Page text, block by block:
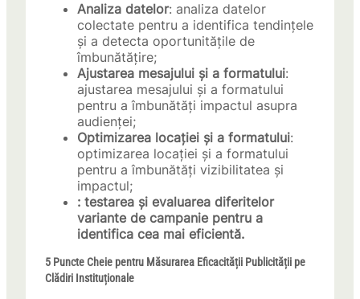
Analiza datelor: analiza datelor
colectate pentru a identifica tendințele
și a detecta oportunitățile de
îmbunătățire;
Ajustarea mesajului și a formatului:
ajustarea mesajului și a formatului
pentru a îmbunătăți impactul asupra
audienței;
Optimizarea locației și a formatului:
optimizarea locației și a formatului
pentru a îmbunătăți vizibilitatea și
impactul;
: testarea și evaluarea diferitelor
variante de campanie pentru a
identifica cea mai eficientă.
5 Puncte Cheie pentru Măsurarea Eficacității Publicității pe
Clădiri Instituționale